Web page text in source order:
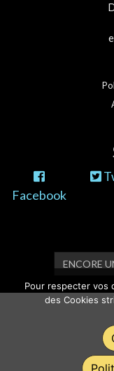
Facebook
ENCORE
Pour respecter vos
des Cookies